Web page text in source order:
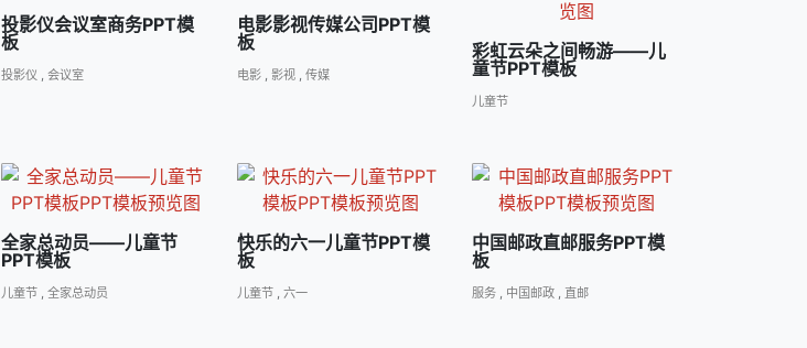
投影仪会议室商务PPT模
板
投影仪 , 会议室
电影影视传媒公司PPT模
板
电影, 影视, 传媒
彩虹云朵之间畅游――儿
童节PPT模板
儿童节
全家总动员――儿童节
PPT模板
儿童节, 全家总动员
快乐的六一儿童节PPT模
板
儿童节, 六一
中国邮政直邮服务PPT模
板
服务 , 中国邮政 , 直邮